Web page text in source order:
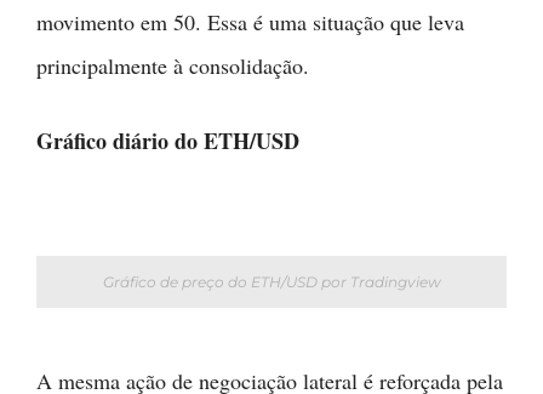
movimento em 50. Essa é uma situação que leva
principalmente à consolidação.
Gráfico diário do ETH/USD
Gráfico de preço do ETH/USD por Tradingview
A mesma ação de negociação lateral é reforçada pela